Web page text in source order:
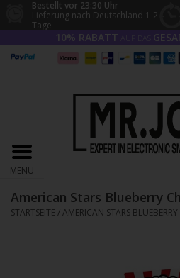
Bestellt vor 23:30 Uhr
Lieferung nach Deutschland 1-2
Tage
10% RABATT
MENU
American Stars Blueberry
STARTSEITE /AMERICAN STARS